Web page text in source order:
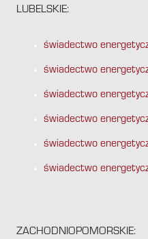
LUBELSKIE:
świadectwo
świadectwo
świadectwo
świadectwo
świadectwo
świadectwo
ZACHODNIOPOMORSKIE: